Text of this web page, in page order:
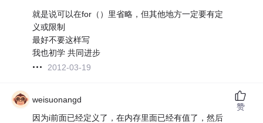
就是说可以在for（）里省略，但其他地方一定要有定
义或限制
最好不要这样写
我也初学 共同进步
2012-03-19
weisuonangd
因为i前面已经定义了，在内存里面已经有值了，然后
赞